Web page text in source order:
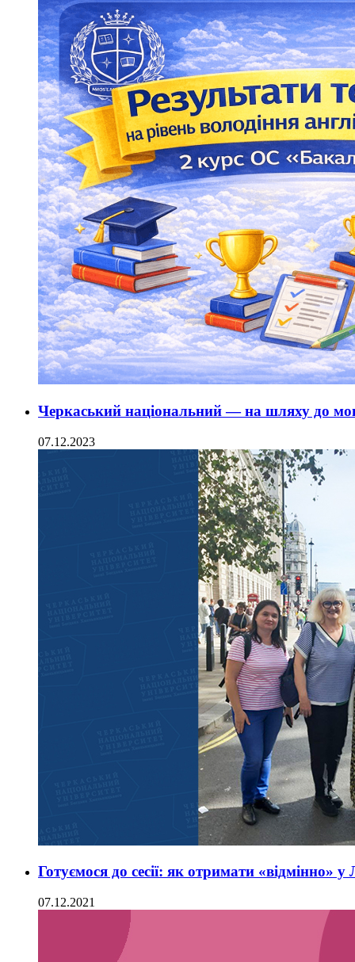
Черкаський національний — на шляху до
07.12.2023
Готуємося до сесії: як отримати «відмінно»
07.12.2021